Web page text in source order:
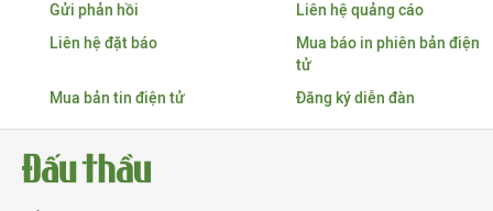
Gửi phản hồi
Liên hệ quảng cáo
Liên hệ đặt báo
Mua báo in phiên bản điện
tử
Mua bản tin điện tử
Đăng ký diễn đàn